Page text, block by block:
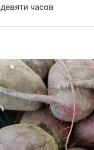
девяти часов